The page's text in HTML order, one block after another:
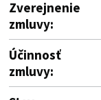
Zverejnenie
zmluvy:
Účinnosť
zmluvy: